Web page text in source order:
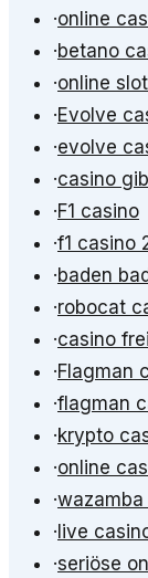
·online
·betano
·online
·Evolve
·evolve
·casino
·F1 casino
·f1 casino
·baden
·robocat
·casino
·Flagman
·flagman
·krypto
·online
·
· live
·seriöse